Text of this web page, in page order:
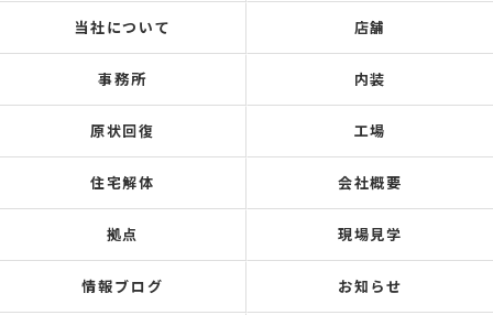
当社について 店舗
事務所 内装
原状回復 工場
住宅解体 会社概要
拠点 現場見学
情報ブログ お知らせ